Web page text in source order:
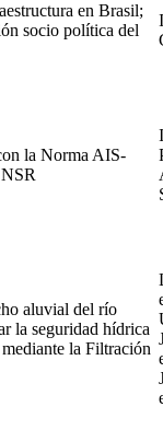
en Brasil;
socio política del
la Norma AIS-
aluvial del río
la seguridad hídrica
la Filtración